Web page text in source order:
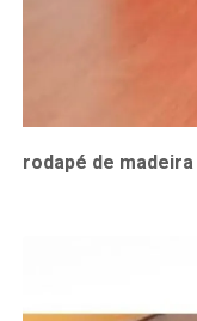
rodapé de